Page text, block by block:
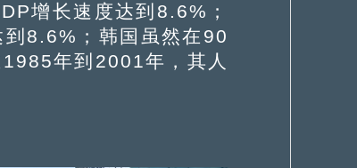
增长速度达到8.6%；
8.6%；韩国虽然在90
年到2001年，其人